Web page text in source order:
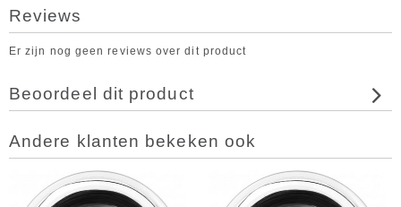
Reviews
Er zijn nog geen reviews over dit product
Beoordeel dit product
Andere klanten bekeken ook